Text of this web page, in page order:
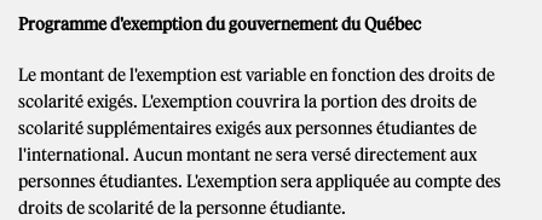
Programme d'exemption du gouvernement du Québec
Le montant de l'exemption est variable en fonction des droits de
scolarité exigés. L'exemption couvrira la portion des droits de
scolarité supplémentaires exigés aux personnes étudiantes de
l'international. Aucun montant ne sera versé directement aux
personnes étudiantes. L'exemption sera appliquée au compte des
droits de scolarité de la personne étudiante.